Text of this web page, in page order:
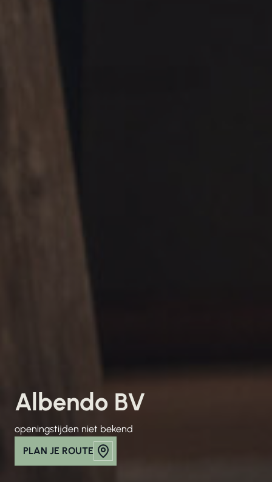
Albendo BV
openingstijden niet bekend
PLAN JE ROUTE